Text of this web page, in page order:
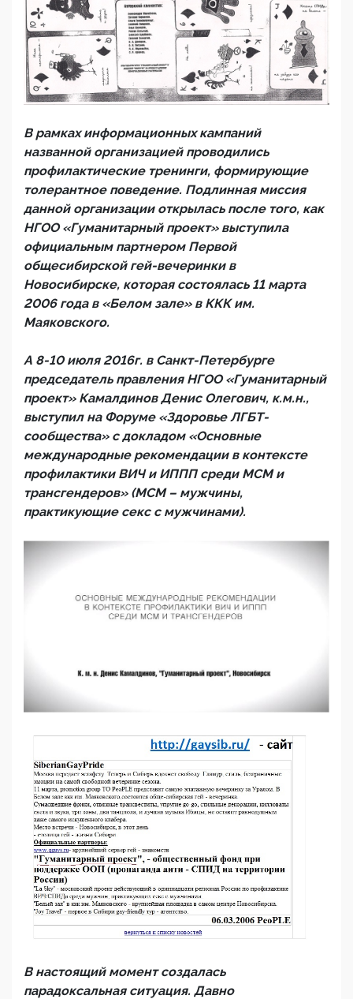
В рамках информационных кампаний
названной организацией проводились
профилактические тренинги, формирующие
толерантное поведение. Подлинная миссия
данной организации открылась после того, как
НГОО «Гуманитарный проект» выступила
официальным партнером Первой
общесибирской гей-вечеринки в
Новосибирске, которая состоялась 11 марта
2006 года в «Белом зале» в ККК им.
Маяковского.
А 8-10 июля 2016г. в Санкт-Петербурге
председатель правления НГОО «Гуманитарный
проект» Камалдинов Денис Олегович, к.м.н.,
выступил на Форуме «Здоровье ЛГБТ-
сообщества» с докладом «Основные
международные рекомендации в контексте
профилактики ВИЧ и ИППП среди МСМ и
трансгендеров» (МСМ – мужчины,
практикующие секс с мужчинами).
В настоящий момент создалась
парадоксальная ситуация. Давно